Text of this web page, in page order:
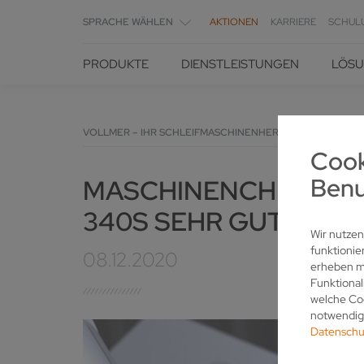
Wir
erheben
welche
SPRACHE WÄHLEN AKTIONEN KARRIERE
PRODUKTE DIENSTLEISTUNGEN
VOLLMER – IHR SCHLEIFMASCHINENHERSTELLER FÜR
MASCHINENCHECK
340S SEHR GUT
08.12.2020